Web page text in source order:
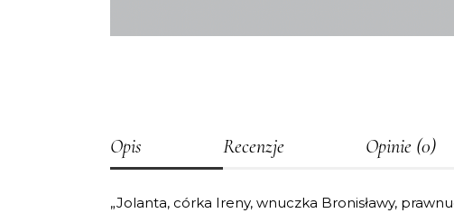
Opis Recenzje Opinie (0)
„Jolanta, córka Ireny, wnuczka Bronisławy,